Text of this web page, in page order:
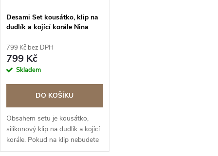
Desami Set kousátko, klip na
dudlík a kojící korále Nina
799 Kč bez DPH
799 Kč
Skladem
DO KOŠÍKU
Obsahem setu je kousátko,
silikonový klip na dudlík a kojící
korále. Pokud na klip nebudete
chtít jméno do poznámky